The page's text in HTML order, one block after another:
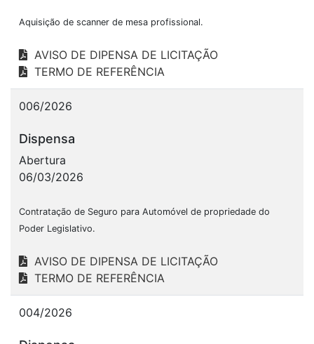
Aquisição de scanner de mesa profissional.
AVISO DE DIPENSA DE LICITAÇÃO
TERMO DE REFERÊNCIA
006/2026
Dispensa
Abertura
06/03/2026
Contratação de Seguro para Automóvel de propriedade do
Poder Legislativo.
AVISO DE DIPENSA DE LICITAÇÃO
TERMO DE REFERÊNCIA
004/2026